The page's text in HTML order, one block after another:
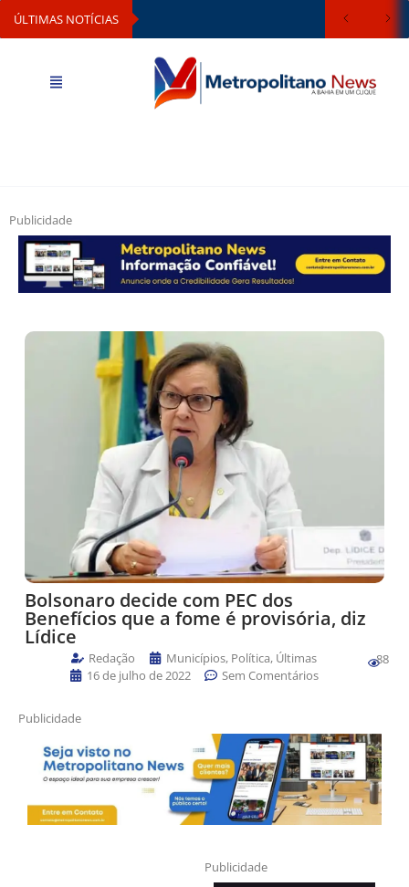
ÚLTIMAS NOTÍCIAS
Publicidade
Bolsonaro decide com PEC dos
Benefícios que a fome é provisória, diz
Lídice
Redação Municípios, Política, Últimas
16 de julho de 2022
Sem Comentários
88
Publicidade
Publicidade